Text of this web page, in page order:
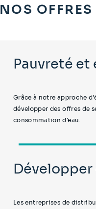
NOS OFFRES
Pauvreté
Grâce à notre approche
développer des offres de
consommation d'eau.
Les entreprises de